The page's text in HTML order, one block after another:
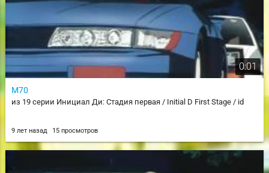
0:01
М70
из 19 серии Инициал Ди: Стадия первая / Initial D First Stage / id
9 лет назад 15 просмотров